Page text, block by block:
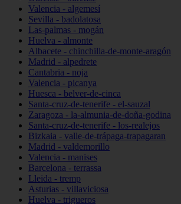
Valencia - algemesí
Sevilla - badolatosa
Las-palmas - mogán
Huelva - almonte
Albacete - chinchilla-de-monte-aragón
Madrid - alpedrete
Cantabria - noja
Valencia - picanya
Huesca - belver-de-cinca
Santa-cruz-de-tenerife - el-sauzal
Zaragoza - la-almunia-de-doña-godina
Santa-cruz-de-tenerife - los-realejos
Bizkaia - valle-de-trápaga-trapagaran
Madrid - valdemorillo
Valencia - manises
Barcelona - terrassa
Lleida - tremp
Asturias - villaviciosa
Huelva - trigueros